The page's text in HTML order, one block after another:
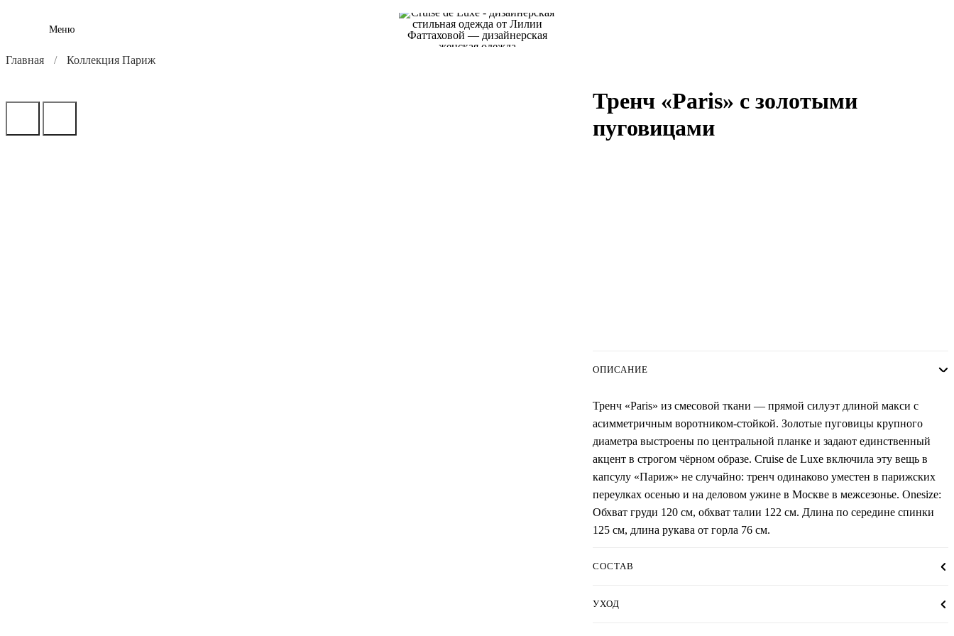
Меню
Главная Коллекция Париж
Тренч «Paris» с золотыми
пуговицами
ОПИСАНИЕ
Тренч «Paris» из смесовой ткани — прямой силуэт длиной макси с
асимметричным воротником-стойкой. Золотые пуговицы крупного
диаметра выстроены по центральной планке и задают единственный
акцент в строгом чёрном образе. Cruise de Luxe включила эту вещь в
капсулу «Париж» не случайно: тренч одинаково уместен в парижских
переулках осенью и на деловом ужине в Москве в межсезонье. Onesize:
Обхват груди 120 см, обхват талии 122 см. Длина по середине спинки
125 см, длина рукава от горла 76 см.
СОСТАВ
УХОД